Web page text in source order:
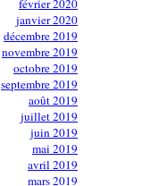
février 2020
janvier 2020
décembre 2019
novembre 2019
octobre 2019
septembre 2019
août 2019
juillet 2019
juin 2019
mai 2019
avril 2019
mars 2019